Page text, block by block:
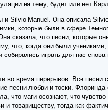
на тему, будет или нет
Manuel. Она описала Silvio
которые были в сфере
сказала, что песни, которые
когда они были учениками,
играть для нас
время перерывов. Все песни
любви и тоски. Флоринда
что маги осознают, что
товариществу, тогда как